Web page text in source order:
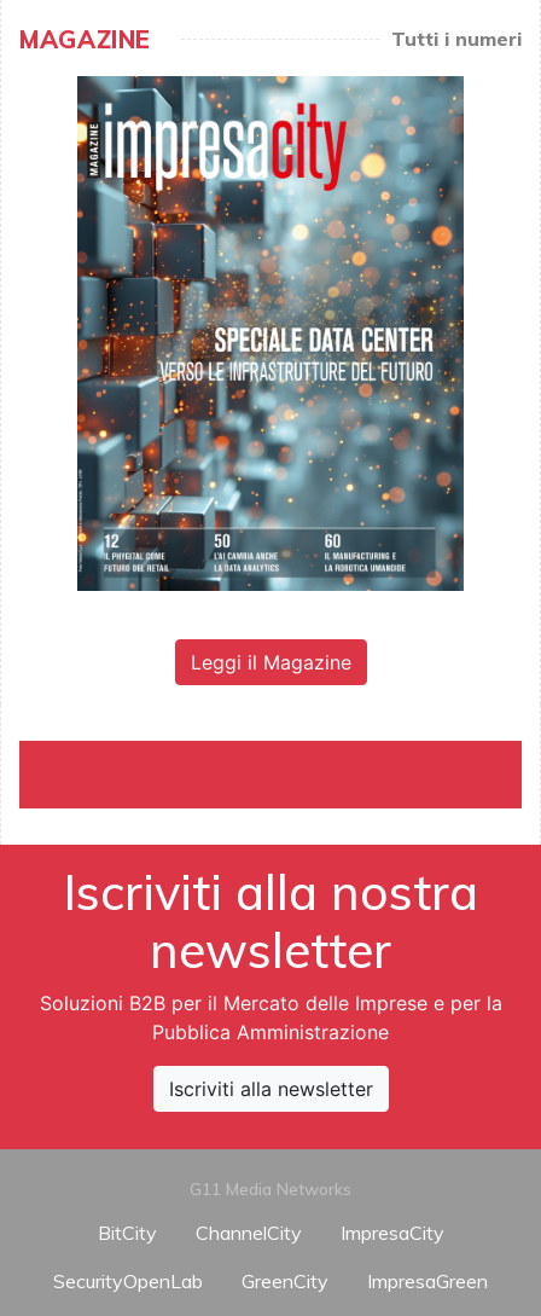
MAGAZINE Tutti i numeri
Leggi il Magazine
Iscriviti alla nostra
newsletter
Soluzioni B2B per il Mercato delle Imprese e per la
Pubblica Amministrazione
Iscriviti alla newsletter
G11 Media Networks
BitCity ChannelCity
ImpresaCity
SecurityOpenLab
GreenCity
ImpresaGreen